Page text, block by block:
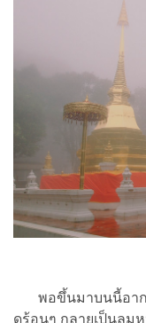
พอขึ้นมาบนนี้อากา
ดร้อนๆ กลายเป็นลม